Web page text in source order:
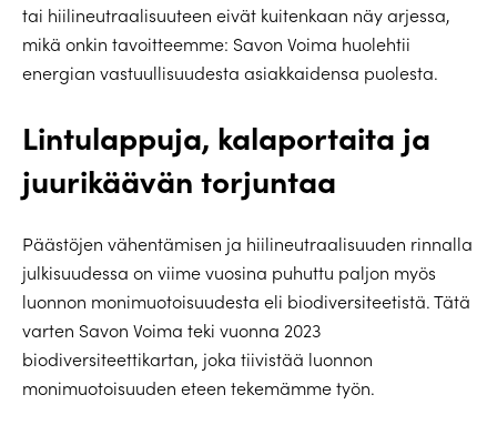
tai hiilineutraalisuuteen eivät kuitenkaan näy arjessa,
mikä onkin tavoitteemme: Savon Voima huolehtii
energian vastuullisuudesta asiakkaidensa puolesta.
Lintulappuja, kalaportaita ja
juurikäävän torjuntaa
Päästöjen vähentämisen ja hiilineutraalisuuden rinnalla
julkisuudessa on viime vuosina puhuttu paljon myös
luonnon monimuotoisuudesta eli biodiversiteetistä. Tätä
varten Savon Voima teki vuonna 2023
biodiversiteettikartan, joka tiivistää luonnon
monimuotoisuuden eteen tekemämme työn.